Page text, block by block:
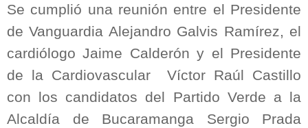
Se cumplió una reunión entre el Presidente
de Vanguardia Alejandro Galvis Ramírez, el
cardiólogo Jaime Calderón y el Presidente
de la Cardiovascular
Víctor Raúl Castillo
con los candidatos del Partido Verde a la
Alcaldía de Bucaramanga Sergio Prada